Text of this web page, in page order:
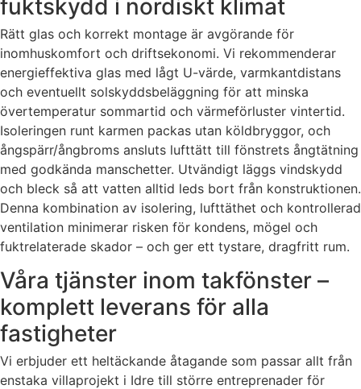
fuktskydd i nordiskt klimat
Rätt glas och korrekt montage är avgörande för
inomhuskomfort och driftsekonomi. Vi rekommenderar
energieffektiva glas med lågt U-värde, varmkantdistans
och eventuellt solskyddsbeläggning för att minska
övertemperatur sommartid och värmeförluster vintertid.
Isoleringen runt karmen packas utan köldbryggor, och
ångspärr/ångbroms ansluts lufttätt till fönstrets ångtätning
med godkända manschetter. Utvändigt läggs vindskydd
och bleck så att vatten alltid leds bort från konstruktionen.
Denna kombination av isolering, lufttäthet och kontrollerad
ventilation minimerar risken för kondens, mögel och
fuktrelaterade skador – och ger ett tystare, dragfritt rum.
Våra tjänster inom takfönster –
komplett leverans för alla
fastigheter
Vi erbjuder ett heltäckande åtagande som passar allt från
enstaka villaprojekt i Idre till större entreprenader för